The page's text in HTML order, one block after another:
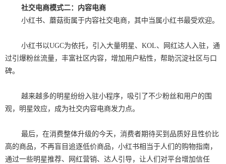
社交电商模式二：内容电商
小红书、蘑菇街属于内容社交电商，其中当属小红书最受欢迎。
小红书以UGC为依托，引入大量明星、KOL、网红达人入驻，通
过引爆粉丝流量，丰富社区内容，增加用户粘性，帮助沉淀社区与口
碑。
越来越多的明星纷纷入驻小程序，吸引了不少粉丝和用户的围
观，明星效应，成为社交内容电商发力点。
最后，在消费整体升级的今天，消费者期待买到品质好且性价比
高的商品，不再盲目追逐低价商品，小红书相当于人们的购物指南，
通过一些明星推荐、网红营销、达人引导，让人们对平台增加信任